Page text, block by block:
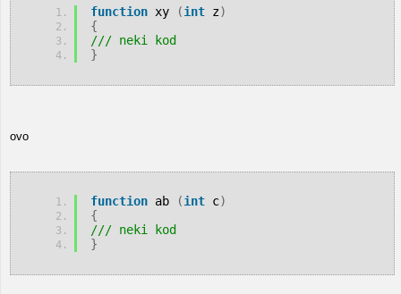
function xy (int z)
{
/// neki kod
}
ovo
function ab (int c)
{
/// neki kod
}